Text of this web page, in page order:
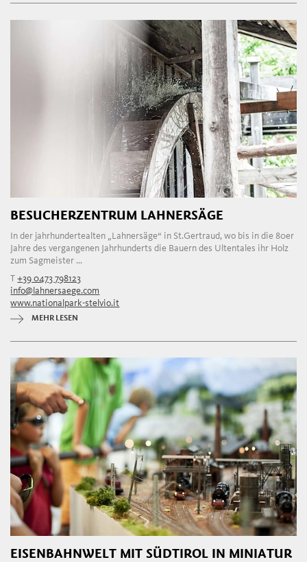
BESUCHERZENTRUM LAHNERSÄGE
In der jahrhundertealten „Lahnersäge“ in St.Gertraud, wo bis in die 80er
Jahre des vergangenen Jahrhunderts die Bauern des Ultentales ihr Holz
zum Sagmeister ...
T+39 0473 798123
info@lahnersaege.com
www.nationalpark-stelvio.it
MEHR LESEN
EISENBAHNWELT MIT SÜDTIROL IN MINIATUR